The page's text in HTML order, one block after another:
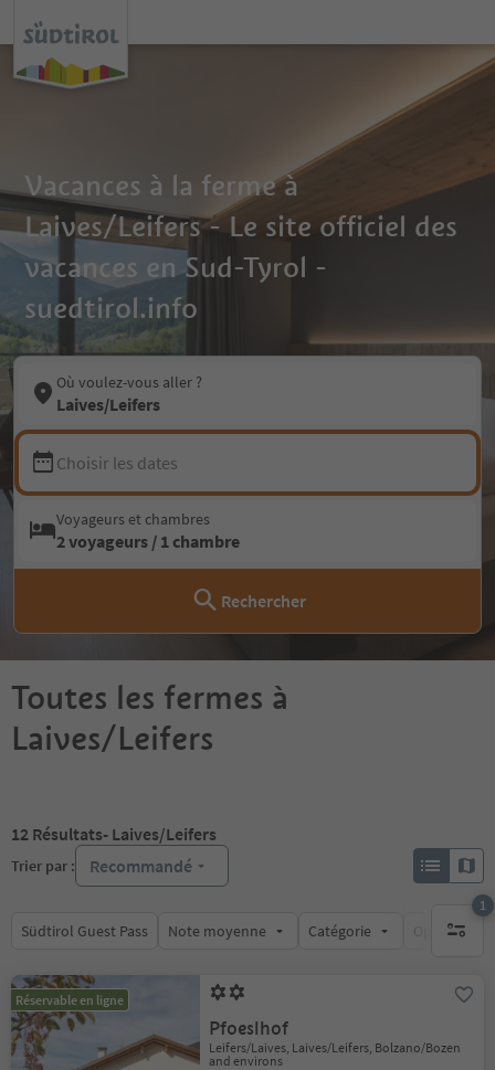
Vacances à la ferme à
Laives/Leifers - Le site officiel des
vacances en Sud-Tyrol -
suedtirol.info
Où voulez-vous aller ?
Laives/Leifers
Choisir les dates
Voyageurs et chambres
2 voyageurs / 1 chambre
Rechercher
Toutes les fermes à
Laives/Leifers
12 Résultats- Laives/Leifers
Trier par : Recommandé
Südtirol Guest Pass Note moyenne Catégorie Options de
1
1 filtre
Réservable en ligne
Pfoeslhof
Leifers/Laives, Laives/Leifers, Bolzano/Bozen
and environs